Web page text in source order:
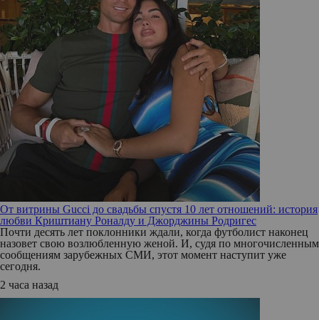
От витрины Gucci до свадьбы спустя 10 лет отношений: история
любви Криштиану Роналду и Джорджины Родригес
Почти десять лет поклонники ждали, когда футболист наконец
назовет свою возлюбленную женой. И, судя по многочисленным
сообщениям зарубежных СМИ, этот момент наступит уже
сегодня.
2 часа назад